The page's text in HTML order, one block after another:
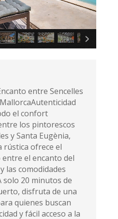
×
entre Sencelles
el confort
los pintorescos
y Santa Eugènia,
rústica ofrece el
el encanto del
las comodidades
solo 20 minutos de
disfruta de una
quienes buscan
y fácil acceso a la